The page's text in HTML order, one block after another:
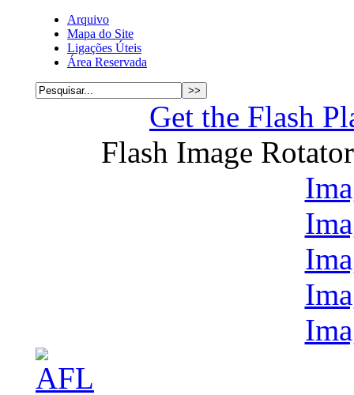
Arquivo
Mapa do Site
Ligações Úteis
Área Reservada
Get the Flash
Flash Image